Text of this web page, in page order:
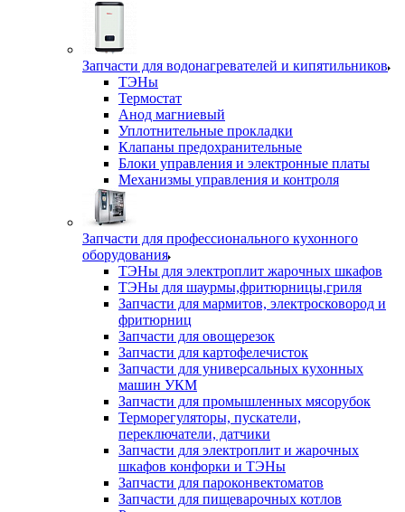
Запчасти для водонагревателей и кипятильников
ТЭНы
Термостат
Анод магниевый
Уплотнительные прокладки
Клапаны предохранительные
Блоки управления и электронные платы
Механизмы управления и контроля
Запчасти для профессионального кухонного
оборудования
ТЭНы для электроплит жарочных шкафов
ТЭНы для шаурмы,фритюрницы,гриля
Запчасти для мармитов, электросковород и
фритюрниц
Запчасти для овощерезок
Запчасти для картофелечисток
Запчасти для универсальных кухонных
машин УКМ
Запчасти для промышленных мясорубок
Терморегуляторы, пускатели,
переключатели, датчики
Запчасти для электроплит и жарочных
шкафов конфорки и ТЭНы
Запчасти для пароконвектоматов
Запчасти для пищеварочных котлов